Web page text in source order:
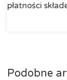
płatności
Podobne